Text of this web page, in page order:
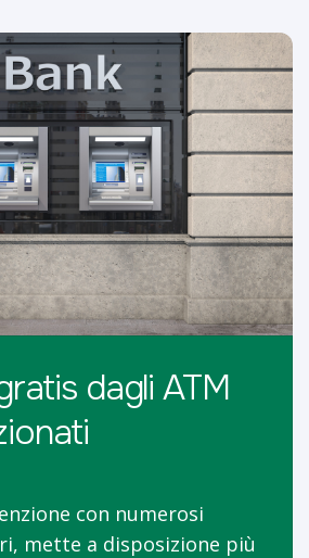
dagli ATM
con numerosi
mette a disposizione più